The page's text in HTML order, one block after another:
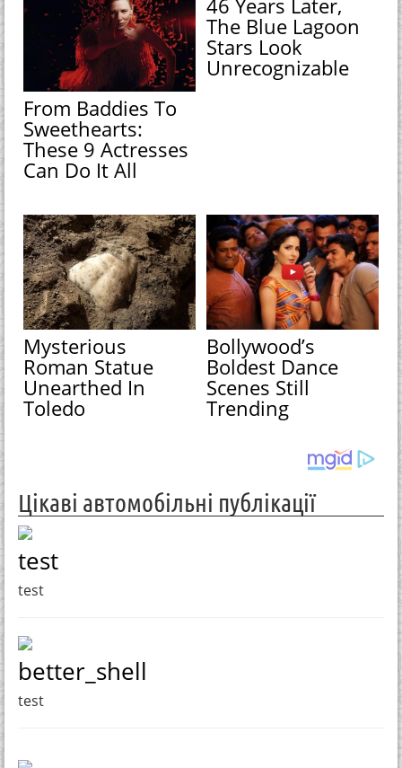
From Baddies To
Sweethearts:
These 9 Actresses
Can Do It All
46 Years Later,
The Blue Lagoon
Stars Look
Unrecognizable
Mysterious
Roman Statue
Unearthed In
Toledo
Bollywood’s
Boldest Dance
Scenes Still
Trending
Цікаві автомобільні публікації
test
test
better_shell
test